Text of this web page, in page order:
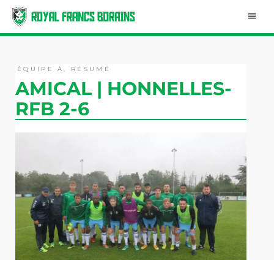
contenu
ÉQUIPE A, RÉSUMÉ
AMICAL | HONNELLES-
RFB 2-6